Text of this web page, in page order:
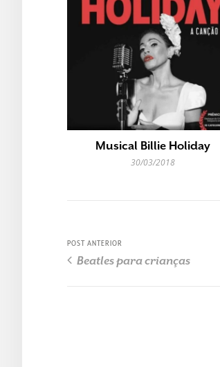
Musical Billie Holiday
30/03/2018
POST ANTERIOR
Beatles para crianças